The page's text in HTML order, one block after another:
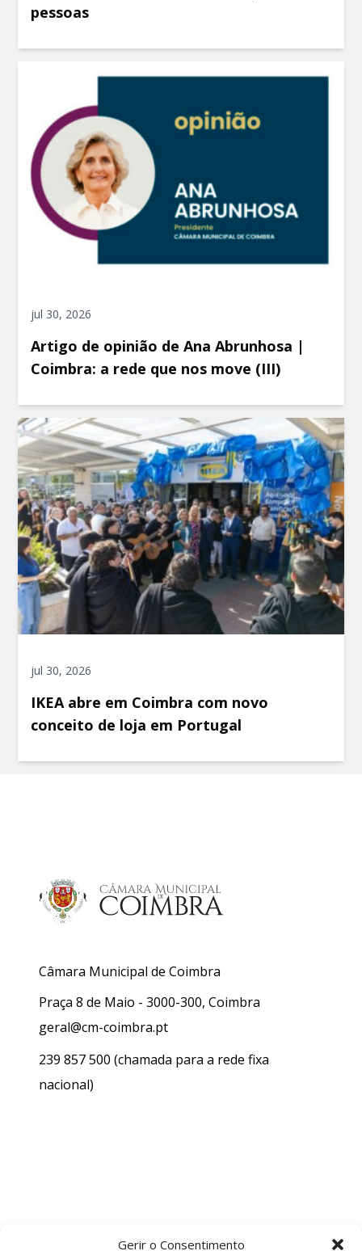
Gerir o Consentimento
pessoas
jul 30, 2026
Artigo de opinião de Ana Abrunhosa |
Coimbra: a rede que nos move (III)
jul 30, 2026
IKEA abre em Coimbra com novo
conceito de loja em Portugal
Câmara Municipal de Coimbra
Praça 8 de Maio - 3000-300, Coimbra
geral@cm-coimbra.pt
239 857 500 (chamada para a rede fixa
nacional)